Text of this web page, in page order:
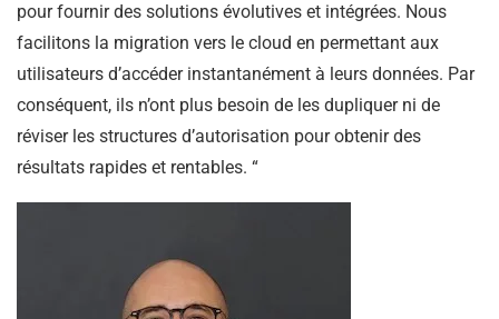
pour fournir des solutions évolutives et intégrées. Nous
facilitons la migration vers le cloud en permettant aux
utilisateurs d’accéder instantanément à leurs données. Par
conséquent, ils n’ont plus besoin de les dupliquer ni de
réviser les structures d’autorisation pour obtenir des
résultats rapides et rentables. “